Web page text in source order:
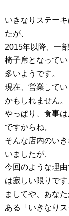
いきなりステー
たが、
2015年以降、一
椅子席となって
多いようです。
現在、営業して
かもしれません。
やっぱり、食事
ですからね。
そんな店内のい
いましたが、
今回のような理
は寂しい限りです
ましてや、あな
ある「いきなり